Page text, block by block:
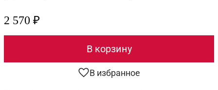
2 570 ₽
В корзину
В избранное